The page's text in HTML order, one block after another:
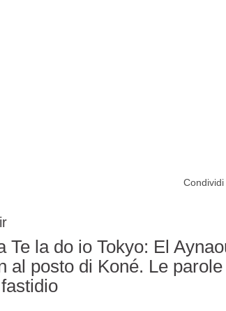
Condividi
Te la do io Tokyo: El
al posto di Koné. Le